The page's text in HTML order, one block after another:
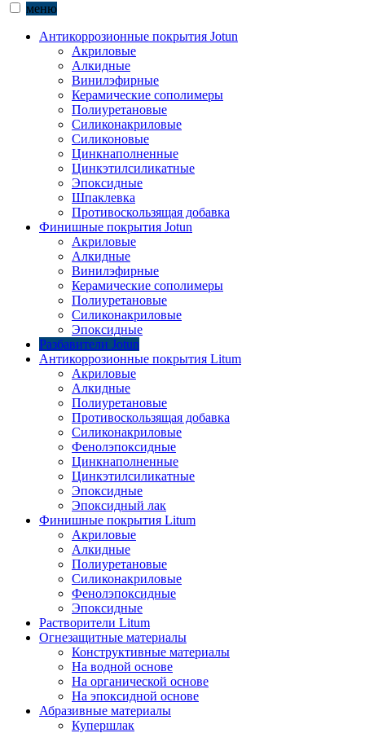
меню
Антикоррозионные покрытия Jotun
Акриловые
Алкидные
Винилэфирные
Керамические сополимеры
Полиуретановые
Силиконакриловые
Силиконовые
Цинкнаполненные
Цинкэтилсиликатные
Эпоксидные
Шпаклевка
Противоскользящая добавка
Финишные покрытия Jotun
Акриловые
Алкидные
Винилэфирные
Керамические сополимеры
Полиуретановые
Силиконакриловые
Эпоксидные
Разбавители Jotun
Антикоррозионные покрытия Litum
Акриловые
Алкидные
Полиуретановые
Противоскользящая добавка
Силиконакриловые
Фенолэпоксидные
Цинкнаполненные
Цинкэтилсиликатные
Эпоксидные
Эпоксидный лак
Финишные покрытия Litum
Акриловые
Алкидные
Полиуретановые
Силиконакриловые
Фенолэпоксидные
Эпоксидные
Растворители Litum
Огнезащитные материалы
Конструктивные материалы
На водной основе
На органической основе
На эпоксидной основе
Абразивные материалы
Купершлак